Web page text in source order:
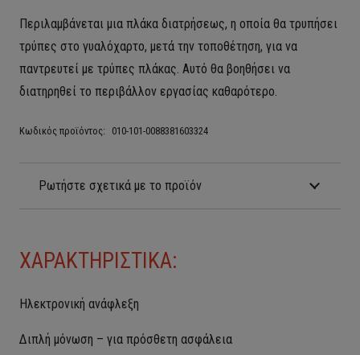
Περιλαμβάνεται μια πλάκα διατρήσεως, η οποία θα τρυπήσει
τρύπες στο γυαλόχαρτο, μετά την τοποθέτηση, για να
παντρευτεί με τρύπες πλάκας. Αυτό θα βοηθήσει να
διατηρηθεί το περιβάλλον εργασίας καθαρότερο.
Κωδικός προϊόντος: 010-101-0088381603324
Ρωτήστε σχετικά με το προϊόν
ΧΑΡΑΚΤΗΡΙΣΤΙΚΑ:
Ηλεκτρονική ανάφλεξη
Διπλή μόνωση – για πρόσθετη ασφάλεια